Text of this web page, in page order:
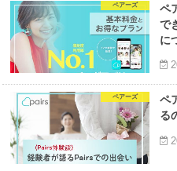
ペアーズ
ペ
で
に
ペアーズ
ペ
る